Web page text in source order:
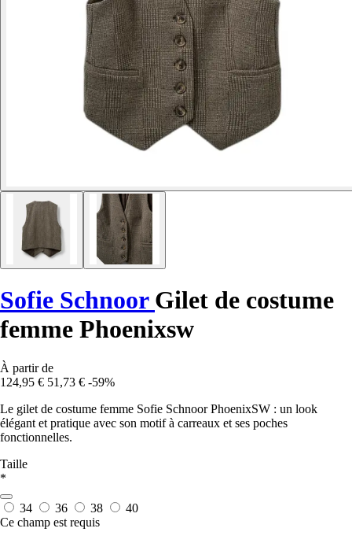
Sofie Schnoor Gilet de costume
femme Phoenixsw
À partir de
124,95 € 51,73 € -59%
Le gilet de costume femme Sofie Schnoor PhoenixSW : un look
élégant et pratique avec son motif à carreaux et ses poches
fonctionnelles.
Taille
*
34 36 38
40
Ce champ est requis